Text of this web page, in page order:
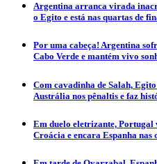
Argentina arranca virada
o Egito e está nas quartas de
Por uma cabeça! Argentina
Cabo Verde e mantém vivo
Com cavadinha de Salah,
Austrália nos pênaltis e faz
Em duelo eletrizante, Portugal
Croácia e encara Espanha nas